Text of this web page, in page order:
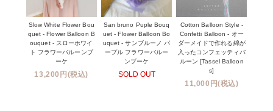
Slow White Flower Bou
quet - Flower Balloon B
ouquet - スローホワイ
ト フラワーバルーンブ
ーケ
13,200円(税込)
San bruno Puple Bouq
uet - Flower Balloon Bo
uquet - サンブルーノ パ
ープル フラワーバルー
ンブーケ
SOLD OUT
Cotton Balloon Style -
Confetti Balloon - オー
ダーメイドで作れる綿が
入ったコンフェッティバ
ルーン [Tassel Balloon
s]
11,000円(税込)